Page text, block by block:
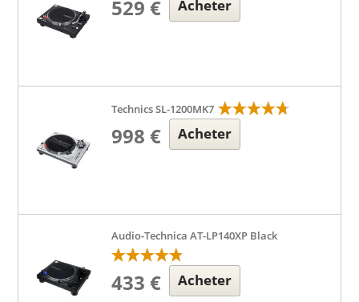
529 € Acheter
Technics SL-1200MK7
998 € Acheter
Audio-Technica AT-LP140XP Black
433 € Acheter